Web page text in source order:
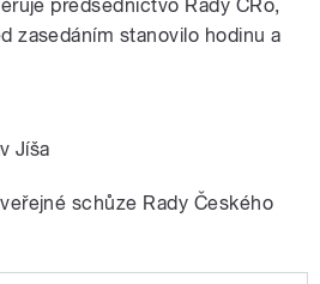
předsednictvo Rady ČRo,
zasedáním stanovilo hodinu a
Jíša
schůze Rady Českého